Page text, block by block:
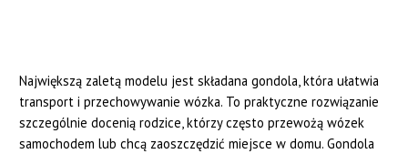
Największą zaletą modelu jest składana gondola, która ułatwia
transport i przechowywanie wózka. To praktyczne rozwiązanie
szczególnie docenią rodzice, którzy często przewożą wózek
samochodem lub chcą zaoszczędzić miejsce w domu. Gondola